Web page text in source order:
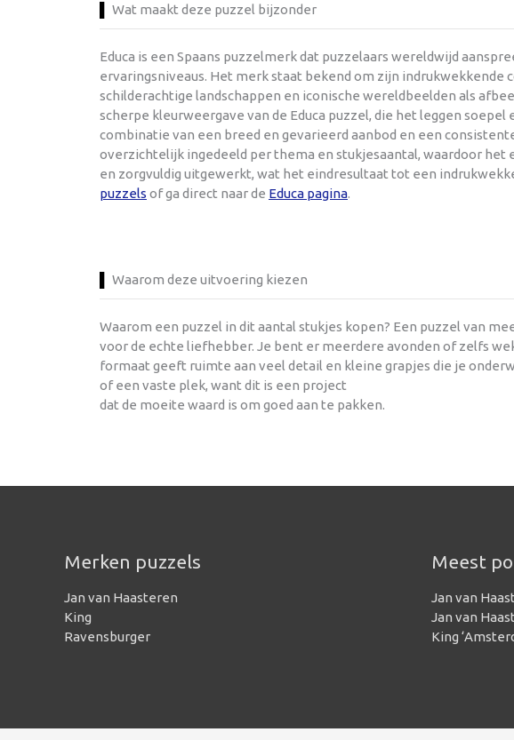
Wat maakt deze puzzel bijzonder
Educa is een Spaans puzzelmerk dat puzzelaars wereldwijd
ervaringsniveaus. Het merk staat bekend om zijn
schilderachtige landschappen en iconische wereldbeelden als
scherpe kleurweergave van de Educa puzzel, die het leggen
combinatie van een breed en gevarieerd aanbod en een
overzichtelijk ingedeeld per thema en stukjesaantal, waardoor het
en zorgvuldig uitgewerkt, wat het eindresultaat tot een
puzzels of ga direct naar de Educa pagina.
Waarom deze uitvoering kiezen
Waarom een puzzel in dit aantal stukjes kopen? Een puzzel van
voor de echte liefhebber. Je bent er meerdere avonden of zelfs
formaat geeft ruimte aan veel detail en kleine grapjes die je
of een vaste plek, want dit is een project
dat de moeite waard is om goed aan te pakken.
Merken puzzels
Jan van Haasteren
King
Ravensburger
Meest
Jan van
Jan van
King